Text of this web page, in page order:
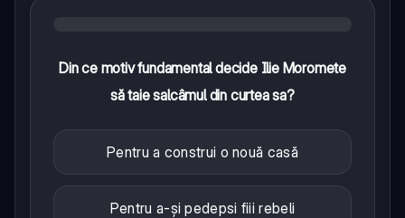
Din ce motiv fundamental decide Ilie Moromete
să taie salcâmul din curtea sa?
Pentru a construi o nouă casă
Pentru a-și pedepsi fiii rebeli